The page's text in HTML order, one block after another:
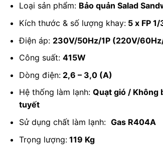
Loại sản phẩm: Bảo quản Salad
Kích thước & số lượng khay: 5 x FP 1/
Điện áp: 230V/50Hz/1P (220V/
Công suất:415W
Dòng điện: 2,6 – 3,0 (A)
Hệ thống làm lạnh:Quạt gió / Không
tuyết
Sử dụng chất làm lạnh:Gas R404A
Trọng lượng: 119 Kg